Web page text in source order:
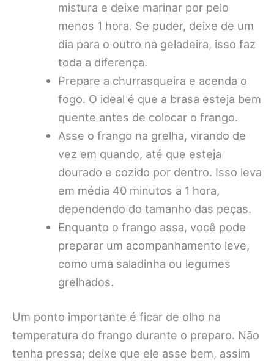
mistura e deixe marinar por pelo
menos 1 hora. Se puder, deixe de um
dia para o outro na geladeira, isso faz
toda a diferença.
Prepare a churrasqueira e acenda o
fogo. O ideal é que a brasa esteja bem
quente antes de colocar o frango.
Asse o frango na grelha, virando de
vez em quando, até que esteja
dourado e cozido por dentro. Isso leva
em média 40 minutos a 1 hora,
dependendo do tamanho das peças.
Enquanto o frango assa, você pode
preparar um acompanhamento leve,
como uma saladinha ou legumes
grelhados.
Um ponto importante é ficar de olho na
temperatura do frango durante o preparo. Não
tenha pressa; deixe que ele asse bem, assim